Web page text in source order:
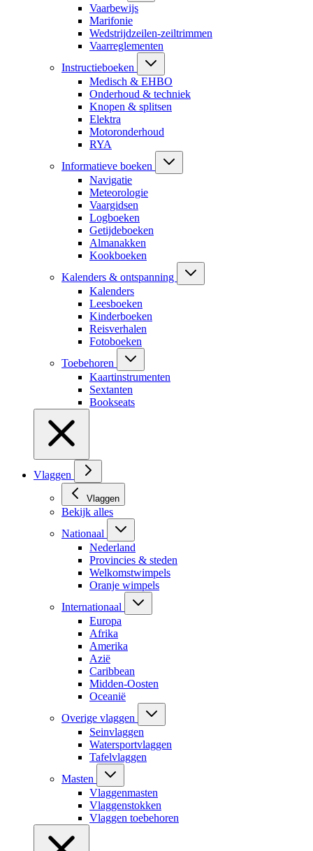
Vaarbewijs
Marifonie
Wedstrijdzeilen-zeiltrimmen
Vaarreglementen
Instructieboeken
Medisch & EHBO
Onderhoud & techniek
Knopen & splitsen
Elektra
Motoronderhoud
RYA
Informatieve boeken
Navigatie
Meteorologie
Vaargidsen
Logboeken
Getijdeboeken
Almanakken
Kookboeken
Kalenders & ontspanning
Kalenders
Leesboeken
Kinderboeken
Reisverhalen
Fotoboeken
Toebehoren
Kaartinstrumenten
Sextanten
Bookseats
Vlaggen
Vlaggen
Bekijk alles
Nationaal
Nederland
Provincies & steden
Welkomstwimpels
Oranje wimpels
Internationaal
Europa
Afrika
Amerika
Azië
Caribbean
Midden-Oosten
Oceanië
Overige vlaggen
Seinvlaggen
Watersportvlaggen
Tafelvlaggen
Masten
Vlaggenmasten
Vlaggenstokken
Vlaggen toebehoren